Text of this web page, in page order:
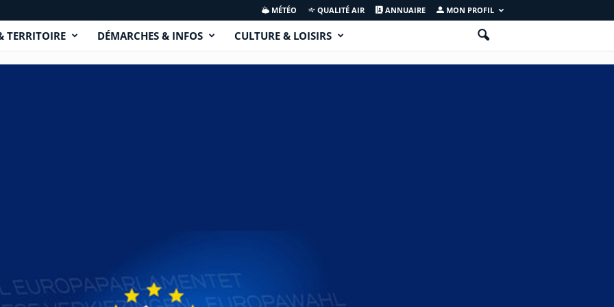
MÉTÉO QUALITÉ AIR ANNUAIRE MON PROFIL
TERRITOIRE DÉMARCHES & INFOS CULTURE & LOISIRS